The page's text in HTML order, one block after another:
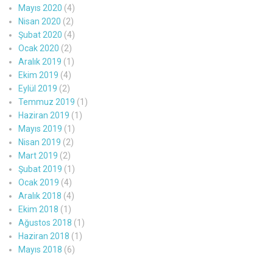
Mayıs 2020 (4)
Nisan 2020 (2)
Şubat 2020 (4)
Ocak 2020 (2)
Aralık 2019 (1)
Ekim 2019 (4)
Eylül 2019 (2)
Temmuz 2019 (1)
Haziran 2019 (1)
Mayıs 2019 (1)
Nisan 2019 (2)
Mart 2019 (2)
Şubat 2019 (1)
Ocak 2019 (4)
Aralık 2018 (4)
Ekim 2018 (1)
Ağustos 2018 (1)
Haziran 2018 (1)
Mayıs 2018 (6)